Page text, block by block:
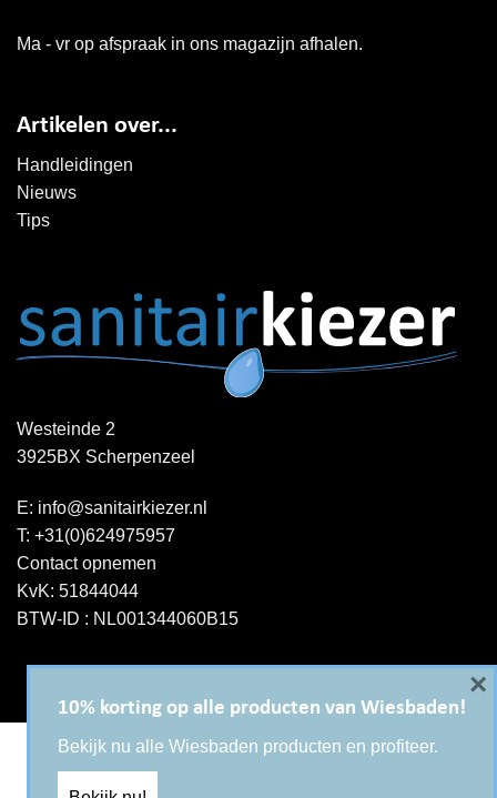
Ma - vr op afspraak in ons magazijn afhalen.
Artikelen over...
Handleidingen
Nieuws
Tips
Westeinde 2
3925BX Scherpenzeel
E: info@sanitairkiezer.nl
T: +31(0)624975957
Contact opnemen
KvK: 51844044
BTW-ID : NL001344060B15
Copyright 2026 © Sanitairkiezer.nl|WordPress onderhoud
10% korting op alle producten van Wiesbaden!
Bekijk nu alle Wiesbaden producten en profiteer.
×